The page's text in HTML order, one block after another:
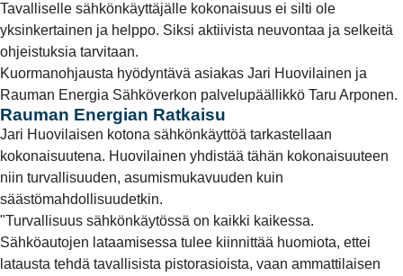
Tavalliselle sähkönkäyttäjälle kokonaisuus ei silti ole
yksinkertainen ja helppo. Siksi aktiivista neuvontaa ja selkeitä
ohjeistuksia tarvitaan.
Kuormanohjausta hyödyntävä asiakas Jari Huovilainen ja
Rauman Energia Sähköverkon palvelupäällikkö Taru Arponen.
Rauman Energian Ratkaisu
Jari Huovilaisen kotona sähkönkäyttöä tarkastellaan
kokonaisuutena. Huovilainen yhdistää tähän kokonaisuuteen
niin turvallisuuden, asumismukavuuden kuin
säästömahdollisuudetkin.
"Turvallisuus sähkönkäytössä on kaikki kaikessa.
Sähköautojen lataamisessa tulee kiinnittää huomiota, ettei
latausta tehdä tavallisista pistorasioista, vaan ammattilaisen